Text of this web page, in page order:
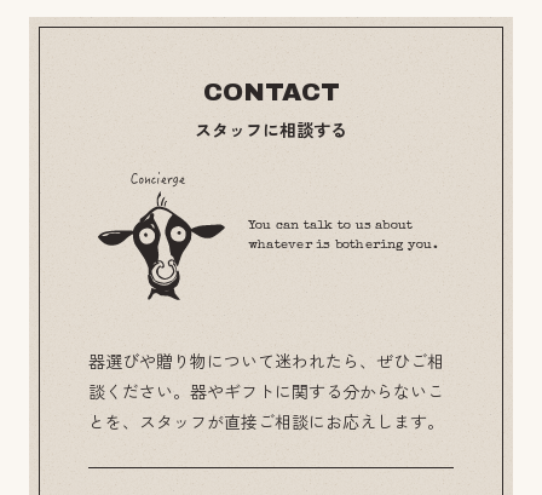
CONTACT
スタッフに相談する
You can talk to us about
whatever is bothering you.
器選びや贈り物について迷われたら、ぜひご相
談ください。器やギフトに関する分からないこ
とを、スタッフが直接ご相談にお応えします。